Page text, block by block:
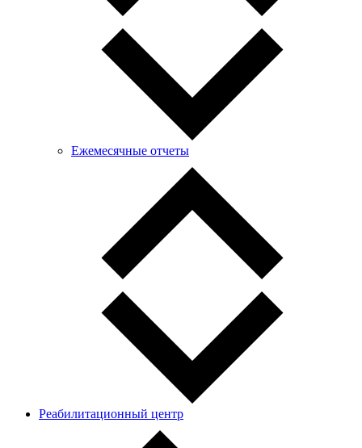
Ежемесячные отчеты
Реабилитационный центр